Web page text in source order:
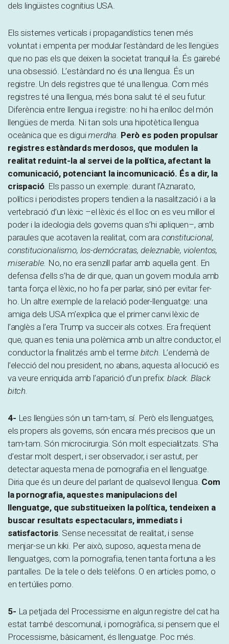
dels lingüistes cognitius USA.
Els sistemes verticals i propagandístics tenen més
voluntat i empenta per modular l’estàndard de les llengües
que no pas els que deixen la societat tranquil·la. És gairebé
una obsessió. L’estàndard no és una llengua. És un
registre. Un dels registres que té una llengua. Com més
registres té una llengua, més bona salut té el seu futur.
Diferència entre llengua i registre: no hi ha enlloc del món
llengües de merda. Ni tan sols una hipotètica llengua
oceànica que es diguimerdha. Però es poden propulsar
registres estàndards merdosos, que modulen la
realitat reduint-la al servei de la política, afectant la
comunicació, potenciant la incomunicació. És a dir, la
crispació. Els passo un exemple: durant l’Aznarato,
polítics i periodistes propers tendien a la nasalització i a la
vertebració d’un lèxic –el lèxic és el lloc on es veu millor el
poder i la ideologia dels governs quan s’hi apliquen–, amb
paraules que acotaven la realitat, com ara constitucional,
constitucionalismo, los-demócratas, deleznable, violentos,
miserable. No, no era senzill parlar amb aquella gent. En
defensa d’ells s’ha de dir que, quan un govern modula amb
tanta força el lèxic, no ho fa per parlar, sinó per evitar fer-
ho. Un altre exemple de la relació poder-llenguatge: una
amiga dels USA m’explica que el primer canvi lèxic de
l’anglès a l’era Trump va succeir als cotxes. Era freqüent
que, quan es tenia una polèmica amb un altre conductor, el
conductor la finalitzés amb el terme bitch. L’endemà de
l’elecció del nou president, no abans, aquesta al·locució es
va veure enriquida amb l’aparició d’un prefix:black. Black
bitch.
4- Les llengües són un tam-tam, sí. Però els llenguatges,
els propers als governs, són encara més precisos que un
tam-tam. Són microcirurgia. Són molt especialitzats. S’ha
d’estar molt despert, i ser observador, i ser astut, per
detectar aquesta mena de pornografia en el llenguatge.
Diria que és un deure del parlant de qualsevol llengua. Com
la pornografia, aquestes manipulacions del
llenguatge, que substitueixen la política, tendeixen a
buscar resultats espectaculars, immediats i
satisfactoris. Sense necessitat de realitat, i sense
menjar-se un kiki. Per això, suposo, aquesta mena de
llenguatges, com la pornografia, tenen tanta fortuna a les
pantalles. De la tele o dels telèfons. O en articles porno, o
en tertúlies porno.
5- La petjada del Processisme en algun registre del cat ha
estat també descomunal, i pornogràfica, si pensem que el
Processisme, bàsicament, és llenguatge. Poc més.